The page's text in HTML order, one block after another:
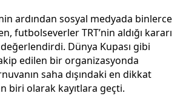
ardından sosyal medyada binlerce
futbolseverler TRT’nin aldığı kararı
Dünya Kupası gibi
edilen bir organizasyonda
saha dışındaki en dikkat
biri olarak kayıtlara geçti.